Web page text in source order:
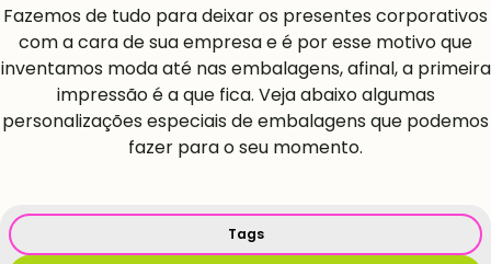
Fazemos de tudo para deixar os presentes corporativos
com a cara de sua empresa e é por esse motivo que
inventamos moda até nas embalagens, afinal, a primeira
impressão é a que fica. Veja abaixo algumas
personalizações especiais de embalagens que podemos
fazer para o seu momento.
Tags